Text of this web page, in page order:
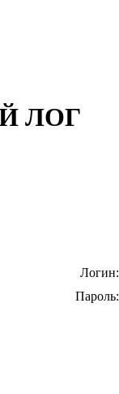
ЛОГ
Логин:
Пароль: